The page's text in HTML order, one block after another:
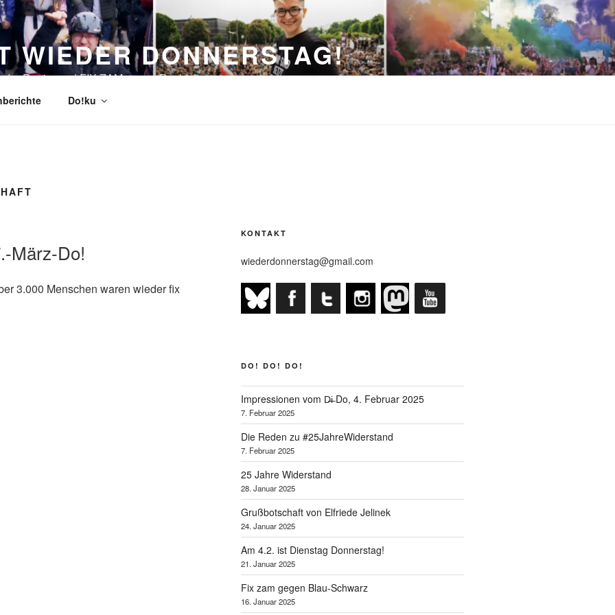
WIEDER DONNERSTAG!
Regierung! FIX ZAM gegen Rechts!
Do!ku
März-Do!
3.000 Menschen waren wieder fix
KONTAKT
wiederdonnerstag@gmail.com
DO! DO! DO!
Impressionen vom D̶i̶ Do, 4. Februar 2025
7. Februar 2025
Die Reden zu #25JahreWiderstand
7. Februar 2025
25 Jahre Widerstand
28. Januar 2025
Grußbotschaft von Elfriede Jelinek
24. Januar 2025
Am 4.2. ist Dienstag Donnerstag!
21. Januar 2025
Fix zam gegen Blau-Schwarz
16. Januar 2025